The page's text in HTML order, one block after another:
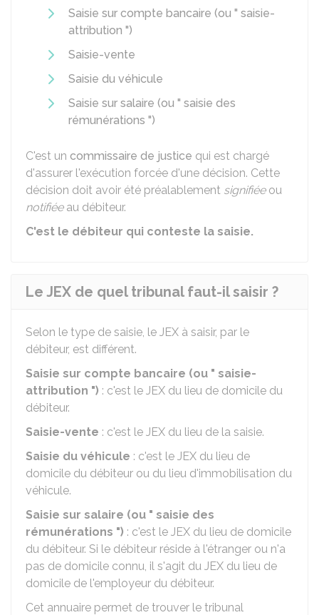
Saisie sur compte bancaire (ou " saisie-
attribution ")
Saisie-vente
Saisie du véhicule
Saisie sur salaire (ou " saisie des
rémunérations ")
C'est un commissaire de justice qui est chargé
d'assurer l'exécution forcée d'une décision. Cette
décision doit avoir été préalablement signifiéeou
notifiéeau débiteur.
C'est le débiteur qui conteste la saisie.
Le JEX de quel tribunal faut-il saisir ?
Selon le type de saisie, le JEX à saisir, par le
débiteur, est différent.
Saisie sur compte bancaire (ou " saisie-
attribution ") : c'est le JEX du lieu de domicile du
débiteur.
Saisie-vente : c'est le JEX du lieu de la saisie.
Saisie du véhicule : c'est le JEX du lieu de
domicile du débiteur ou du lieu d'immobilisation du
véhicule.
Saisie sur salaire (ou " saisie des
rémunérations ") : c'est le JEX du lieu de domicile
du débiteur. Si le débiteur réside à l'étranger ou n'a
pas de domicile connu, il s'agit du JEX du lieu de
domicile de l'employeur du débiteur.
Cet annuaire permet de trouver le tribunal